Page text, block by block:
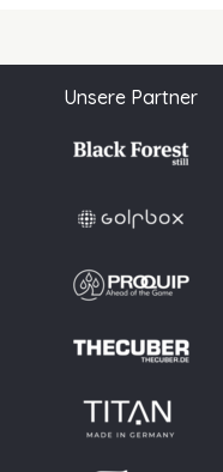
Unsere Partner